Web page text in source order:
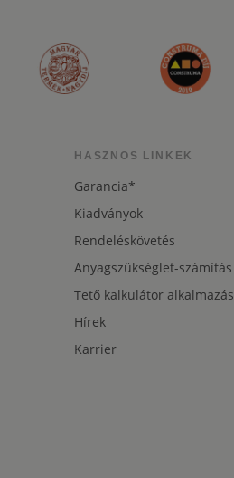
HASZNOS LINKEK
Garancia*
Kiadványok
Rendeléskövetés
Anyagszükséglet-számítás
Tető kalkulátor alkalmazás
Hírek
Karrier